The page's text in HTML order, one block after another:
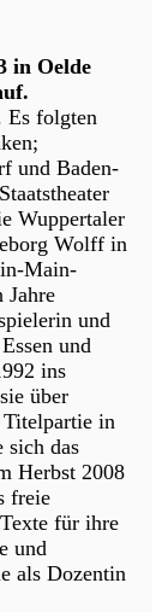
in Oelde
Es folgten
und Baden-
Wuppertaler
Wolff in
Main-
Jahre
und
und
ins
über
Titelpartie in
sich das
Herbst 2008
freie
für ihre
und
als Dozentin